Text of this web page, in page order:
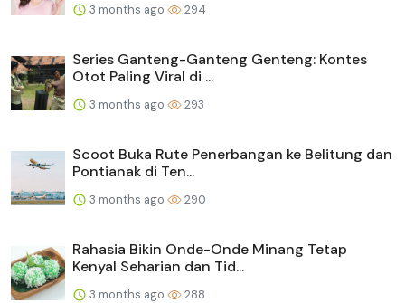
3 months ago 294
Series Ganteng-Ganteng Genteng: Kontes
Otot Paling Viral di ...
3 months ago 293
Scoot Buka Rute Penerbangan ke Belitung dan
Pontianak di Ten...
3 months ago 290
Rahasia Bikin Onde-Onde Minang Tetap
Kenyal Seharian dan Tid...
3 months ago 288